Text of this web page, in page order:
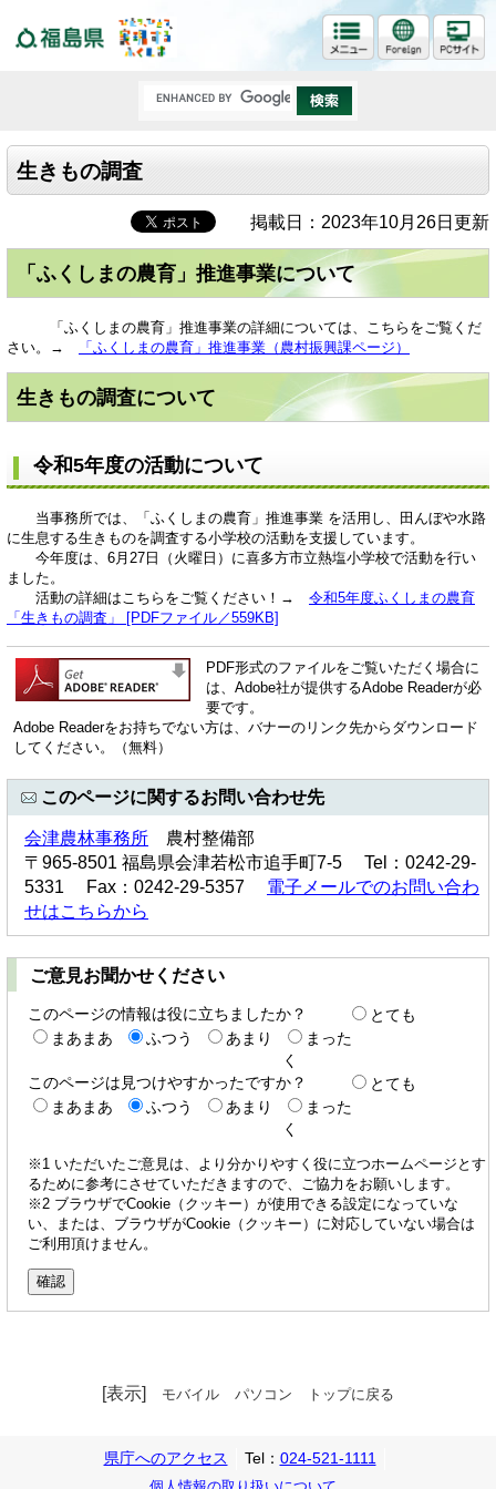
生きもの調査
掲載日：2023年10月26日更新
「ふくしまの農育」推進事業について
「ふくしまの農育」推進事業の詳細については、こちらをご覧くだ
さい。→
「ふくしまの農育」推進事業（農村振興課ページ）
生きもの調査について
令和5年度の活動について
当事務所では、「ふくしまの農育」推進事業 を活用し、田んぼや水路
に生息する生きものを調査する小学校の活動を支援しています。
今年度は、6月27日（火曜日）に喜多方市立熱塩小学校で活動を行い
ました。
活動の詳細はこちらをご覧ください！→ 令和5年度ふくしまの農育
「生きもの調査」 [PDFファイル／559KB]
PDF形式のファイルをご覧いただく場合に
は、Adobe社が提供するAdobe Readerが必
要です。
Adobe Readerをお持ちでない方は、バナーのリンク先からダウンロード
してください。（無料）
このページに関するお問い合わせ先
会津農林事務所 農村整備部
〒965-8501 福島県会津若松市追手町7-5 Tel：0242-29-
5331 Fax：0242-29-5357 電子メールでのお問い合わ
せはこちらから
ご意見お聞かせください
このページの情報は役に立ちましたか？
とても
まあまあ
ふつう あまり
まった
く
このページは見つけやすかったですか？
とても
まあまあ
ふつう あまり
まった
く
※1 いただいたご意見は、より分かりやすく役に立つホームページとす
るために参考にさせていただきますので、ご協力をお願いします。
※2 ブラウザでCookie（クッキー）が使用できる設定になっていな
い、または、ブラウザがCookie（クッキー）に対応していない場合は
ご利用頂けません。
[表示] モバイル パソコン トップに戻る
県庁へのアクセス Tel： 024-521-1111